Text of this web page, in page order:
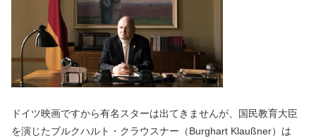
ドイツ映画ですから有名スターは出てきませんが、国民教育大臣
を演じたブルクハルト・クラウスナー（Burghart Klaußner）は